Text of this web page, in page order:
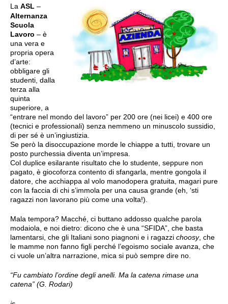
La ASL –
Alternanza
Scuola
Lavoro – è
una vera e
propria opera
d’arte:
obbligare gli
studenti, dalla
terza alla
quinta
superiore, a
“entrare nel mondo del lavoro” per 200 ore (nei licei) e 400 ore
(tecnici e professionali) senza nemmeno un minuscolo sussidio,
di per sé è un’ingiustizia.
Se però la disoccupazione morde le chiappe a tutti, trovare un
posto purchessia diventa un’impresa.
Col duplice esilarante risultato che lo studente, seppure non
pagato, è giocoforza contento di sfangarla, mentre gongola il
datore, che acchiappa al volo manodopera gratuita, magari pure
con la faccia di chi s’immola per una causa grande (eh, ‘sti
ragazzi non lavorano più come una volta!).
Mala tempora? Macché, ci buttano addosso qualche parola
modaiola, e noi dietro: dicono che è una “SFIDA”, che basta
lamentarsi, che gli Italiani sono piagnoni e i ragazzi choosy, che
le mamme non fanno figli perché l’egoismo sociale avanza, che
ci vuole un’altra narrazione, mica si può sempre dire no.
“Fu cambiato l’ordine degli anelli. Ma la catena rimase una
catena” (G. Rodari)